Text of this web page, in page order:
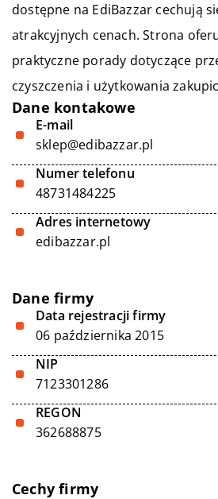
dostępne na EdiBazzar cechują
atrakcyjnych cenach. Strona
praktyczne porady dotyczące
czyszczenia i użytkowania
Dane kontakowe
E-mail
sklep@edibazzar.pl
Numer telefonu
48731484225
Adres internetowy
edibazzar.pl
Dane firmy
Data rejestracji firmy
06 października 2015
NIP
7123301286
REGON
362688875
Cechy firmy